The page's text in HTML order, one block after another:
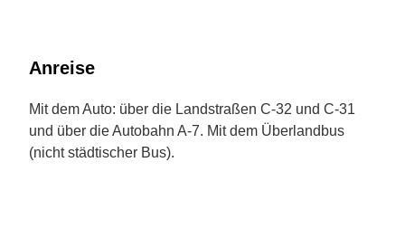
Anreise
Mit dem Auto: über die Landstraßen C-32 und C-31
und über die Autobahn A-7. Mit dem Überlandbus
(nicht städtischer Bus).